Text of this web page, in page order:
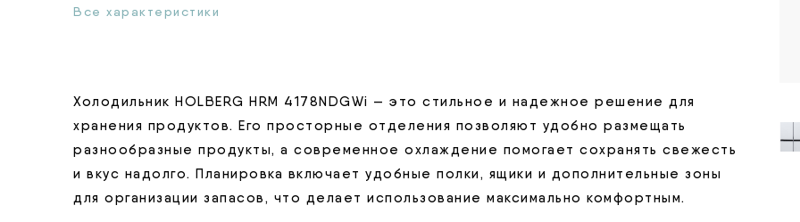
Все характеристики
Холодильник HOLBERG HRM 4178NDGWi — это стильное и надежное решение для
хранения продуктов. Его просторные отделения позволяют удобно размещать
разнообразные продукты, а современное охлаждение помогает сохранять свежесть
и вкус надолго. Планировка включает удобные полки, ящики и дополнительные зоны
для организации запасов, что делает использование максимально комфортным.